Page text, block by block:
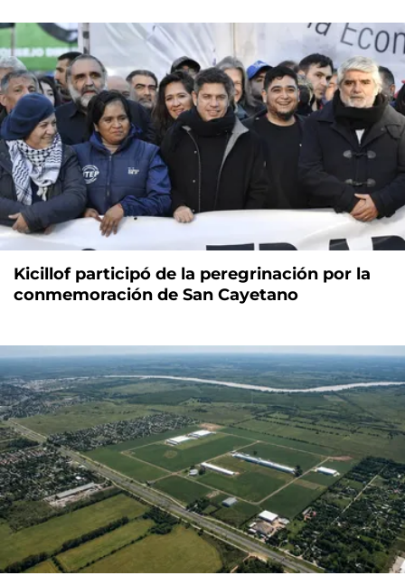
Kicillof participó de la peregrinación por la
conmemoración de San Cayetano